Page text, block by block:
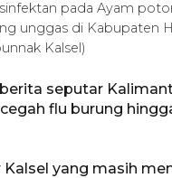
pada Ayam
unggas di Kabupaten
Kalsel)
seputar
flu burung
yang masih